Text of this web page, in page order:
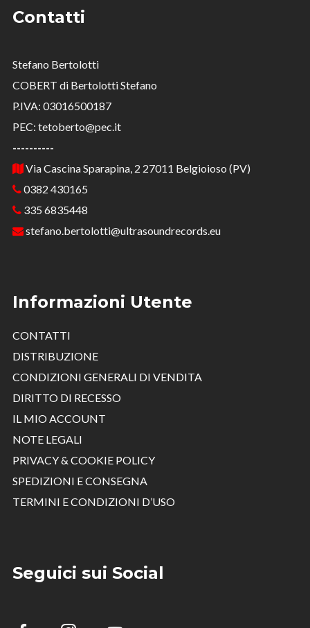
Contatti
Stefano Bertolotti
COBERT di Bertolotti Stefano
P.IVA: 03016500187
PEC: tetoberto@pec.it
----------
Via Cascina Sparapina, 2 27011 Belgioioso (PV)
0382 430165
335 6835448
stefano.bertolotti@ultrasoundrecords.eu
Informazioni Utente
CONTATTI
DISTRIBUZIONE
CONDIZIONI GENERALI DI VENDITA
DIRITTO DI RECESSO
IL MIO ACCOUNT
NOTE LEGALI
PRIVACY & COOKIE POLICY
SPEDIZIONI E CONSEGNA
TERMINI E CONDIZIONI D’USO
Seguici sui Social